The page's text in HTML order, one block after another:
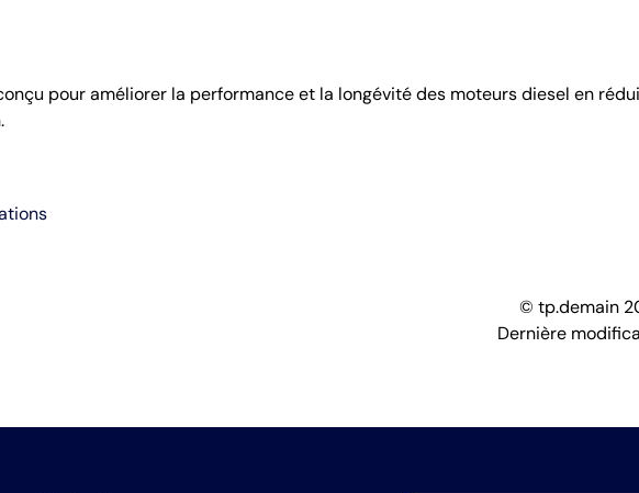
pour améliorer la performance et la longévité des moteurs diesel en
© tp.demain
Dernière